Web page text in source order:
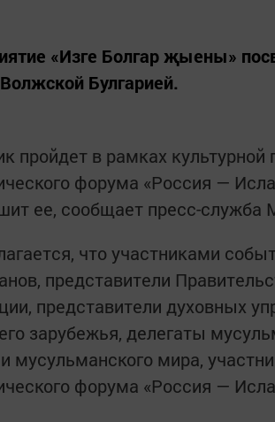
«Изге Болгар җыены»
Булгарией.
пройдет в рамках
форума «Россия —
ее, сообщает пресс-служба
что участниками
представители
представители духовных
зарубежья, делегаты
мусульманского мира,
форума «Россия —